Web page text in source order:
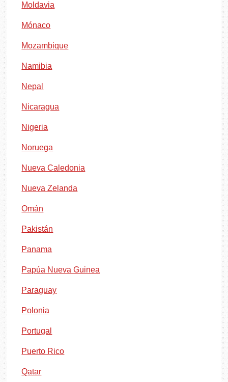
Moldavia
Mónaco
Mozambique
Namibia
Nepal
Nicaragua
Nigeria
Noruega
Nueva Caledonia
Nueva Zelanda
Omán
Pakistán
Panama
Papúa Nueva Guinea
Paraguay
Polonia
Portugal
Puerto Rico
Qatar